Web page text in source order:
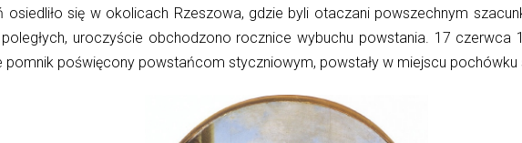
się w okolicach Rzeszowa, gdzie byli otaczani powszechnym
uroczyście obchodzono rocznice wybuchu powstania. 17 czerwca
pomnik poświęcony powstańcom styczniowym, powstały w miejscu pochówku